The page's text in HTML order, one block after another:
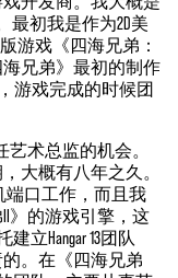
最初我是作为2D美
游戏《四海兄弟：
兄弟》最初的制作
游戏完成的时候团
术总监的机会。
大概有八年之久。
端口工作，而且我
》的游戏引擎，这
立Hangar 13团队
。在《四海兄弟